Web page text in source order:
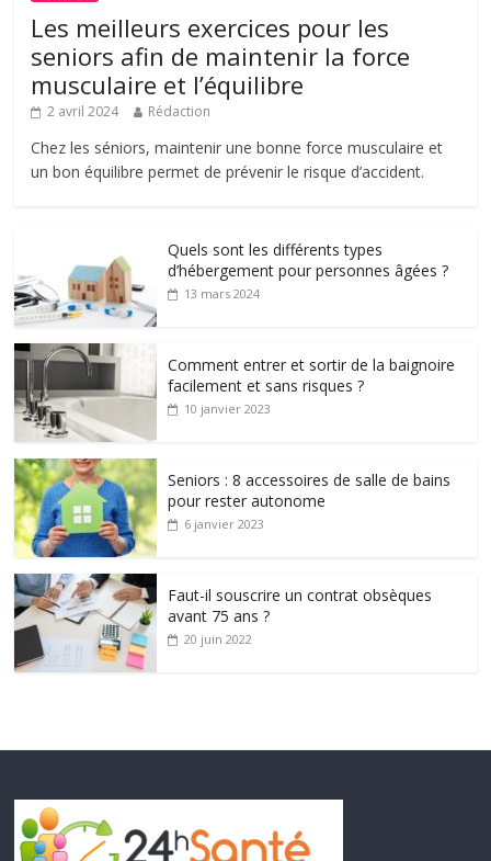
Les meilleurs exercices pour les
seniors afin de maintenir la force
musculaire et l’équilibre
2 avril 2024 Rédaction
Chez les séniors, maintenir une bonne force musculaire et
un bon équilibre permet de prévenir le risque d’accident.
Quels sont les différents types
d’hébergement pour personnes âgées ?
13 mars 2024
Comment entrer et sortir de la baignoire
facilement et sans risques ?
10 janvier 2023
Seniors : 8 accessoires de salle de bains
pour rester autonome
6 janvier 2023
Faut-il souscrire un contrat obsèques
avant 75 ans ?
20 juin 2022